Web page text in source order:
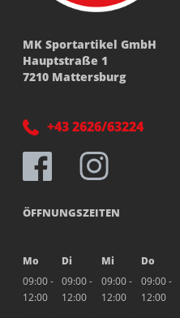
MK Sportartikel GmbH
Hauptstraße 1
7210 Mattersburg
+43 2626/63224
ÖFFNUNGSZEITEN
Mo Di Mi Do
09:00 -
12:00
09:00 -
12:00
09:00 -
12:00
09:00 -
12:00